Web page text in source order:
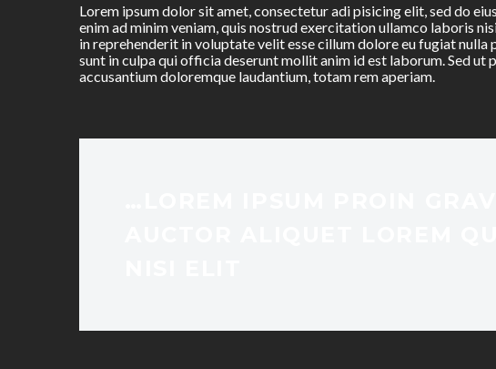
Lorem ipsum dolor sit amet, consectetur adi pisicing elit, sed do
enim ad minim veniam, quis nostrud exercitation ullamco laboris
in reprehenderit in voluptate velit esse cillum dolore eu fugiat
sunt in culpa qui officia deserunt mollit anim id est laborum. Sed
accusantium doloremque laudantium, totam rem aperiam.